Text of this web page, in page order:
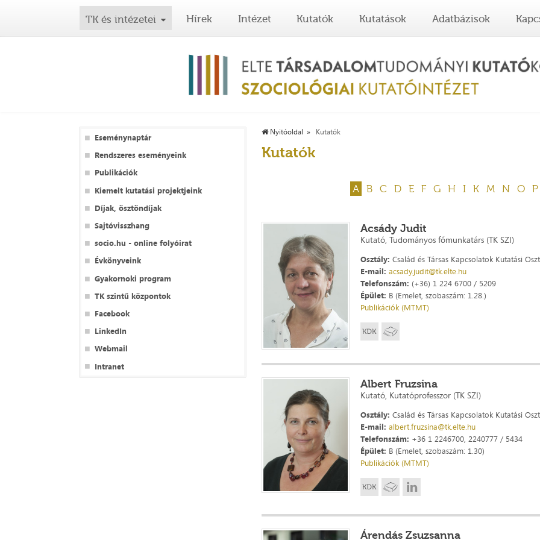
TK és intézetei Hírek Intézet Kutatók Kutatások Adatbázisok
Eseménynaptár
Rendszeres eseményeink
Publikációk
Kiemelt kutatási projektjeink
Díjak, ösztöndíjak
Sajtóvisszhang
socio.hu - online folyóirat
Évkönyveink
Gyakornoki program
TK szintű központok
Facebook
LinkedIn
Webmail
Intranet
Nyitóoldal Kutatók
Kutatók
A B C D E F G H I K M N O P
Acsády Judit
Kutató, Tudományos főmunkatárs (TK SZI)
Osztály: Család és Társas Kapcsolatok Kutatási
E-mail: acsady.judit@tk.elte.hu
Telefonszám: (+36) 1 224 6700 / 5209
Épület: B (Emelet, szobaszám: 1.28.)
Publikációk (MTMT)
Albert Fruzsina
Kutató, Kutatóprofesszor (TK SZI)
Osztály: Család és Társas Kapcsolatok Kutatási
E-mail: albert.fruzsina@tk.elte.hu
Telefonszám: +36 1 2246700, 2240777 / 5434
Épület: B (Emelet, szobaszám: 1.30)
Publikációk (MTMT)
Árendás Zsuzsanna